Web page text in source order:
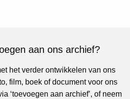
aan ons archief?
het verder ontwikkelen van ons
film, boek of document voor ons
‘toevoegen aan archief’, of neem